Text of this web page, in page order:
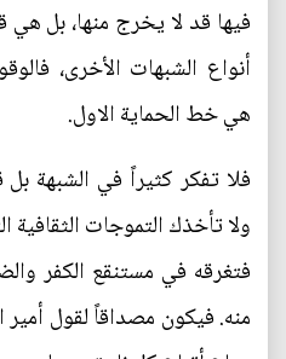
فيها قد لا يخرج منها، بل
أنواع الشبهات الأخرى،
هي خط الحماية الاول.
فلا تفكر كثيراً في الشبهة
ولا تأخذك التموجات الثقافية
فتغرقه في مستنقع الكفر
منه. فيكون مصداقاً لقول